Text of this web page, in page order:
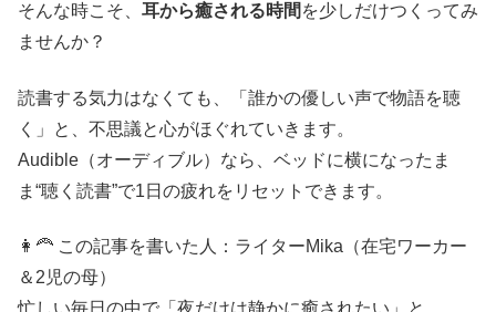
そんな時こそ、 耳から癒される時間 を少しだけつくってみ
ませんか？
読書する気力はなくても、「誰かの優しい声で物語を聴
く」と、不思議と心がほぐれていきます。
Audible（オーディブル）なら、ベッドに横になったま
ま“聴く読書”で1日の疲れをリセットできます。
👩‍🦰 この記事を書いた人：ライターMika（在宅ワーカー
＆2児の母）